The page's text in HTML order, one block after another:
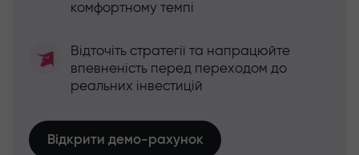
комфортному темпі
Відточіть стратегії та напрацюйте
впевненість перед переходом до
реальних інвестицій
Відкрити демо-рахунок